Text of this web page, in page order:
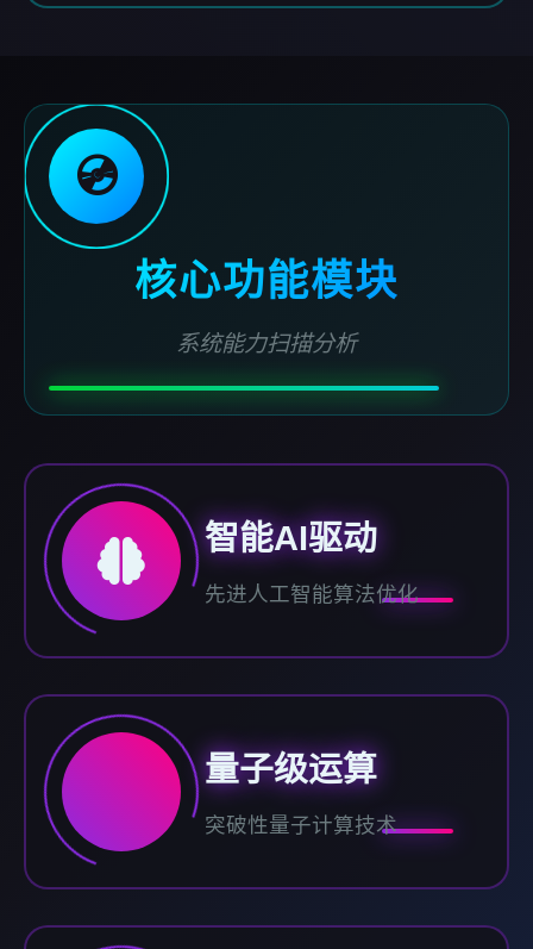
💿
核心功能模块
系统能力扫描分析
智能AI驱动
先进人工智能算法优化
量子级运算
突破性量子计算技术